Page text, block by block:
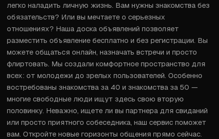
легко наладить личную жизнь. Вам нужны знакомства без
обязательств? Или вы мечтаете о серьезных
отношениях? Наша доска объявлений позволяет
разместить объявление бесплатно и без регистрации. Вы
можете общаться онлайн, назначать встречи и просто
флиртовать. Мы создали комфортное пространство для
всех: от молодежи до зрелых пользователей. Особенно
востребованы знакомства за 40 и знакомства за 50 —
многие свободные люди ищут здесь свою вторую
половинку. Неважно, ищете ли вы партнера для свиданий
или просто приятного собеседника, наш сервис поможет
вам. Откройте новые горизонты общения прямо сейчас.